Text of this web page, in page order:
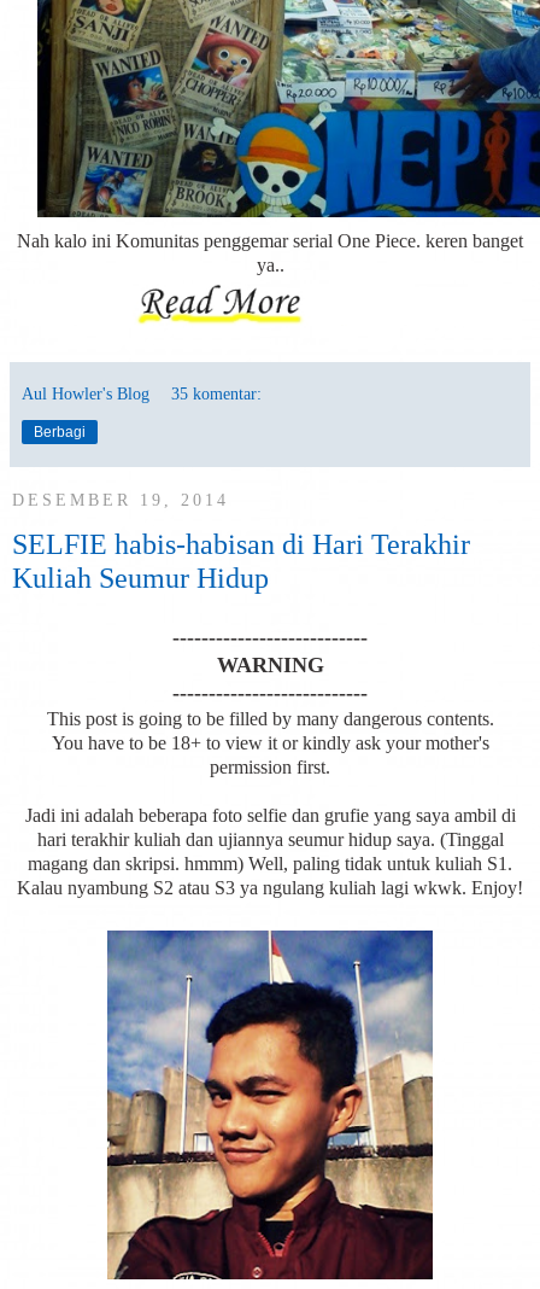
Nah kalo ini Komunitas penggemar serial One Piece. keren banget
ya..
Aul Howler's Blog 35 komentar:
Berbagi
DESEMBER 19, 2014
SELFIE habis-habisan di Hari Terakhir
Kuliah Seumur Hidup
---------------------------
WARNING
---------------------------
This post is going to be filled by many dangerous contents.
You have to be 18+ to view it or kindly ask your mother's
permission first.
Jadi ini adalah beberapa foto selfie dan grufie yang saya ambil di
hari terakhir kuliah dan ujiannya seumur hidup saya. (Tinggal
magang dan skripsi. hmmm) Well, paling tidak untuk kuliah S1.
Kalau nyambung S2 atau S3 ya ngulang kuliah lagi wkwk. Enjoy!